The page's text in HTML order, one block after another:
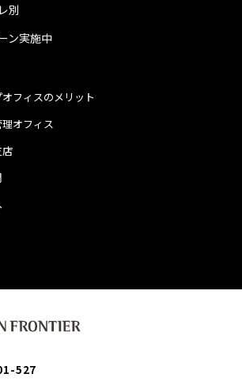
別
ン実施中
オフィス
フィスのメリット
527